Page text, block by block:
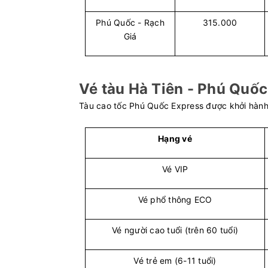
Hà Tiên - Hải Tặc
Rạch Giá - Nam Du
Vân Đồn (Ao Tiên) - Cô Tô KA
Rạch Giá - Hòn Sơn
Sóc Trăng (Trần Đề) - Côn
Phú Quốc - Rạch Giá
PHÚ
18
Phú Quốc - Rạch
Giá
315.000
Vé tàu Hà Tiên - Phú
Tàu cao tốc Phú Quốc Express được khởi
Hạng vé
Vé VIP
Vé phổ thông ECO
Vé người cao tuổi (trên 60 tuổi)
Vé trẻ em (6-11 tuổi)